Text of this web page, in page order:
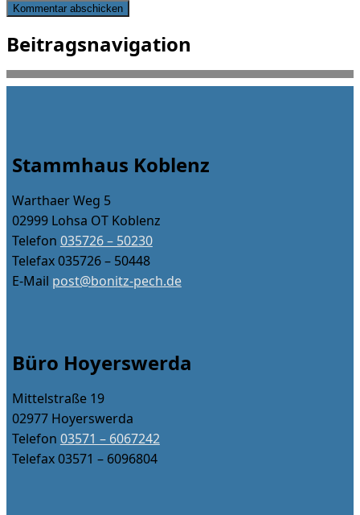
Beitragsnavigation
Stammhaus Koblenz
Warthaer Weg 5
02999 Lohsa OT Koblenz
Telefon 035726 – 50230
Telefax 035726 – 50448
E-Mail post@bonitz-pech.de
Büro Hoyerswerda
Mittelstraße 19
02977 Hoyerswerda
Telefon 03571 – 6067242
Telefax 03571 – 6096804